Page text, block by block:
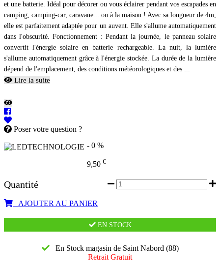
et une batterie. Idéal pour décorer ou vous éclairer pendant vos escapades en
camping, camping-car, caravane... ou à la maison ! Avec sa longueur de 4m,
elle est parfaitement adaptée pour un auvent. Elle s'allume automatiquement
dans l'obscurité. Fonctionnement : Pendant la journée, le panneau solaire
convertit l'énergie solaire en batterie rechargeable. La nuit, la lumière
s'allume automatiquement grâce à l'énergie stockée. La durée de la lumière
dépend de l'emplacement, des conditions météorologiques et des ...
Lire la suite
Poser votre question ?
- 0 %
9,50 €
Quantité
AJOUTER AU PANIER
EN STOCK
En Stock magasin de Saint Nabord (88)
Retrait Gratuit